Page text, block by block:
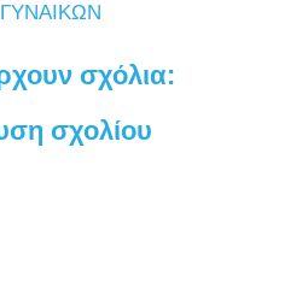
σχόλια:
σχολίου